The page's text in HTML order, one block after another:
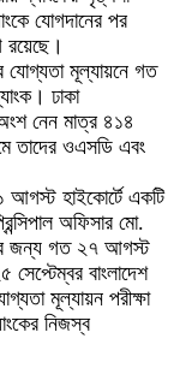
যোগদানের পর
রয়েছে।
যোগ্যতা মূল্যায়নে গত
ঢাকা
নেন মাত্র ৪১৪
তাদের ওএসডি এবং
আগস্ট হাইকোর্টে একটি
অফিসার মো.
জন্য গত ২৭ আগস্ট
বাংলাদেশ
মূল্যায়ন পরীক্ষা
নিজস্ব